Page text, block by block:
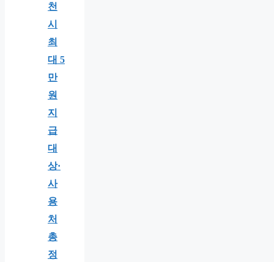
천
시
최
대 5
만
원
지
급
대
상·
사
용
처
총
정